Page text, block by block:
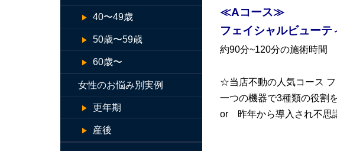
40〜49歳
50歳〜59歳
60歳〜
女性のお悩み別実例
更年期
産後
≪Aコース≫
フェイシャルビュー
約90分~120分の施術時
☆当店不動の人気コース
一つの機器で3種類の役割
or 昨年から導入され不思